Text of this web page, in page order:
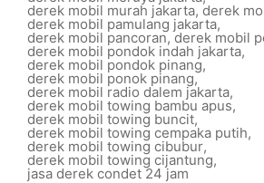
derek mobil murah jakarta, derek
derek mobil pamulang jakarta,
derek mobil pancoran,derek mobil
derek mobil pondok indah jakarta,
derek mobil pondok pinang,
derek mobil ponok pinang,
derek mobil radio dalem jakarta,
derek mobil towing bambu apus,
derek mobil towing buncit,
derek mobil towing cempaka putih,
derek mobil towing cibubur,
derek mobil towing cijantung,
jasa derek condet 24 jam